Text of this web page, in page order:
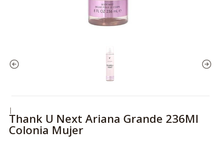
|
Thank U Next Ariana Grande 236Ml
Colonia Mujer